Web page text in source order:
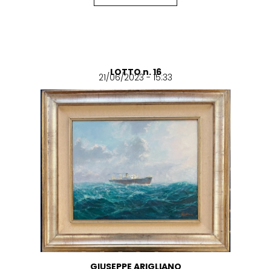
LOTTO n. 16
21/06/2023 - 15:33
GIUSEPPE ARIGLIANO